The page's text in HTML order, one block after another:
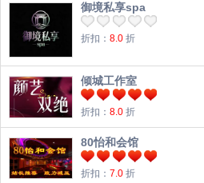
御境私享spa
折扣： 8.0 折
倾城工作室
折扣： 8.0 折
80怡和会馆
折扣： 7.0 折